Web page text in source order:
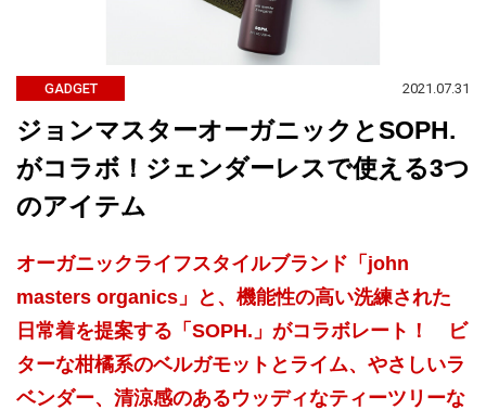
GADGET 2021.07.31
ジョンマスターオーガニックとSOPH.
がコラボ！ジェンダーレスで使える3つ
のアイテム
オーガニックライフスタイルブランド「john
masters organics」と、機能性の高い洗練された
日常着を提案する「SOPH.」がコラボレート！ ビ
ターな柑橘系のベルガモットとライム、やさしいラ
ベンダー、清涼感のあるウッディなティーツリーな